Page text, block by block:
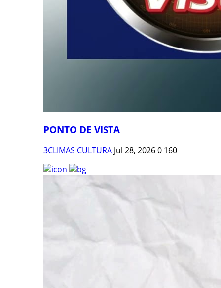
PONTO DE VISTA
3CLIMAS CULTURA Jul 28, 20260 160